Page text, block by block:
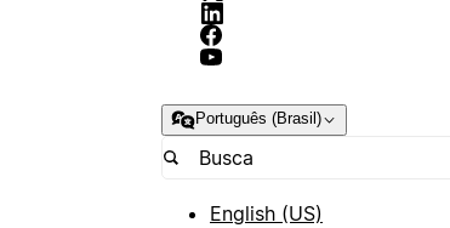
Português (Brasil)
English (US)